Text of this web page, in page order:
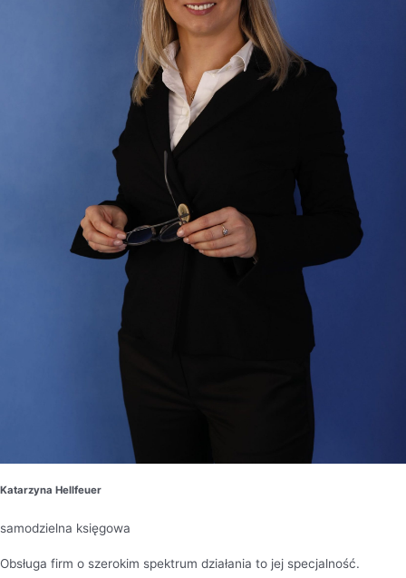
Katarzyna Hellfeuer
samodzielna księgowa
Obsługa firm o szerokim spektrum działania to jej specjalność.